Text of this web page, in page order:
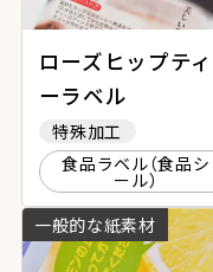
ローズヒップティ
ーラベル
特殊加工
食品ラベル（食品シ
ール）
一般的な紙素材